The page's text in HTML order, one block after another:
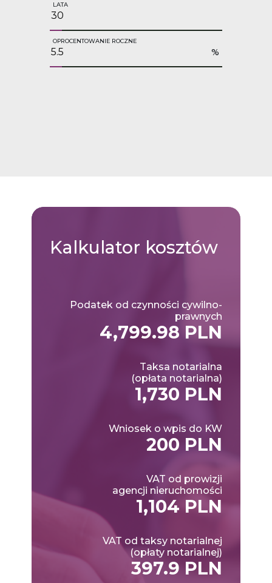
LATA
OPROCENTOWANIE ROCZNE
%
Kalkulator kosztów
Podatek od czynności cywilno-
prawnych
4,799.98 PLN
Taksa notarialna
(opłata notarialna)
1,730 PLN
Wniosek o wpis do KW
200 PLN
VAT od prowizji
agencji nieruchomości
1,104 PLN
VAT od taksy notarialnej
(opłaty notarialnej)
397.9 PLN